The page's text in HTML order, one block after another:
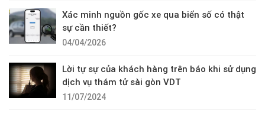
Xác minh nguồn gốc xe qua biển số có thật
sự cần thiết?
04/04/2026
Lời tự sự của khách hàng trên báo khi sử dụng
dịch vụ thám tử sài gòn VDT
11/07/2024